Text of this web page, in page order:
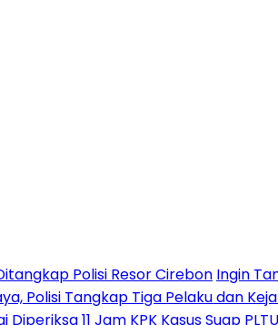
Polisi Resor Cirebon Ingin
Polisi Tangkap Tiga Pelaku dan
Diperiksa 11 Jam KPK Kasus Suap